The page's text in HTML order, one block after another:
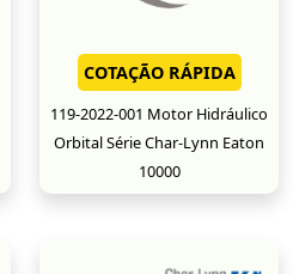
COTAÇÃO RÁPIDA
119-2022-001 Motor Hidráulico
Orbital Série Char-Lynn Eaton
10000